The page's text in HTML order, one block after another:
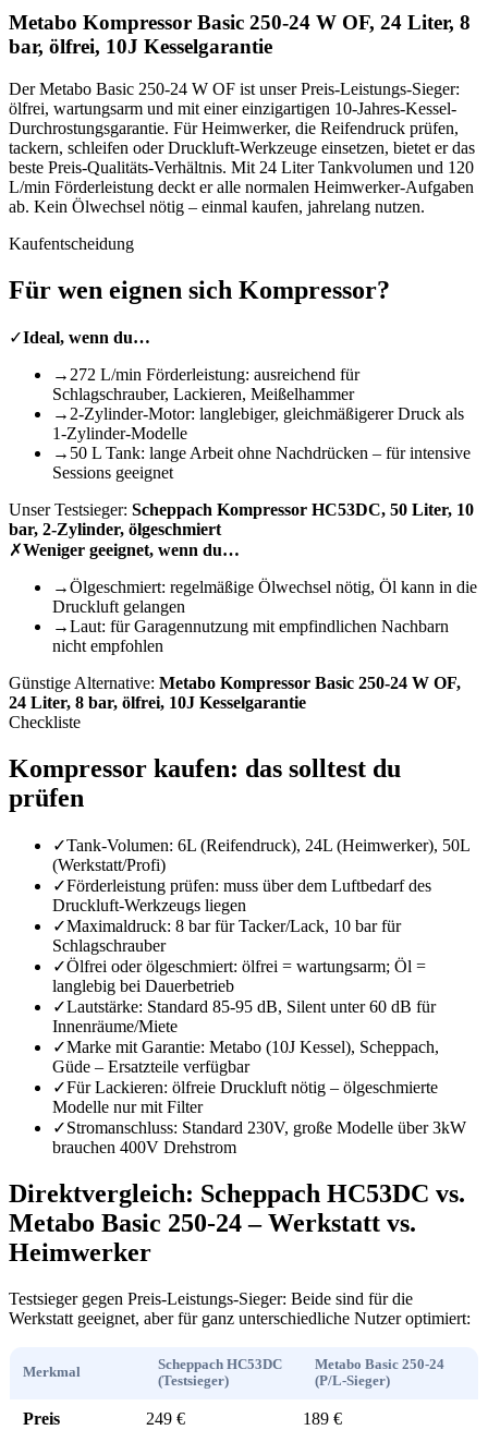
Metabo Kompressor Basic 250-24 W OF, 24 Liter, 8
bar, ölfrei, 10J Kesselgarantie
Der Metabo Basic 250-24 W OF ist unser Preis-Leistungs-Sieger:
ölfrei, wartungsarm und mit einer einzigartigen 10-Jahres-Kessel-
Durchrostungsgarantie. Für Heimwerker, die Reifendruck prüfen,
tackern, schleifen oder Druckluft-Werkzeuge einsetzen, bietet er das
beste Preis-Qualitäts-Verhältnis. Mit 24 Liter Tankvolumen und 120
L/min Förderleistung deckt er alle normalen Heimwerker-Aufgaben
ab. Kein Ölwechsel nötig – einmal kaufen, jahrelang nutzen.
Kaufentscheidung
Für wen eignen sich Kompressor?
✓Ideal, wenn du…
→ 272 L/min Förderleistung: ausreichend für
Schlagschrauber, Lackieren, Meißelhammer
→ 2-Zylinder-Motor: langlebiger, gleichmäßigerer Druck als
1-Zylinder-Modelle
→ 50 L Tank: lange Arbeit ohne Nachdrücken – für intensive
Sessions geeignet
Unser Testsieger: Scheppach Kompressor HC53DC, 50 Liter, 10
bar, 2-Zylinder, ölgeschmiert
✗Weniger geeignet, wenn du…
→Ölgeschmiert: regelmäßige Ölwechsel nötig, Öl kann in die
Druckluft gelangen
→Laut: für Garagennutzung mit empfindlichen Nachbarn
nicht empfohlen
Günstige Alternative: Metabo Kompressor Basic 250-24 W OF,
24 Liter, 8 bar, ölfrei, 10J Kesselgarantie
Checkliste
Kompressor kaufen: das solltest du
prüfen
✓Tank-Volumen: 6L (Reifendruck), 24L (Heimwerker), 50L
(Werkstatt/Profi)
✓Förderleistung prüfen: muss über dem Luftbedarf des
Druckluft-Werkzeugs liegen
✓Maximaldruck: 8 bar für Tacker/Lack, 10 bar für
Schlagschrauber
✓Ölfrei oder ölgeschmiert: ölfrei = wartungsarm; Öl =
langlebig bei Dauerbetrieb
✓Lautstärke: Standard 85-95 dB, Silent unter 60 dB für
Innenräume/Miete
✓Marke mit Garantie: Metabo (10J Kessel), Scheppach,
Güde – Ersatzteile verfügbar
✓Für Lackieren: ölfreie Druckluft nötig – ölgeschmierte
Modelle nur mit Filter
✓Stromanschluss: Standard 230V, große Modelle über 3kW
brauchen 400V Drehstrom
Direktvergleich: Scheppach HC53DC vs.
Metabo Basic 250-24 – Werkstatt vs.
Heimwerker
Testsieger gegen Preis-Leistungs-Sieger: Beide sind für die
Werkstatt geeignet, aber für ganz unterschiedliche Nutzer optimiert:
Merkmal
Scheppach HC53DC
(Testsieger)
Metabo Basic 250-24
(P/L-Sieger)
Preis 249 € 189 €